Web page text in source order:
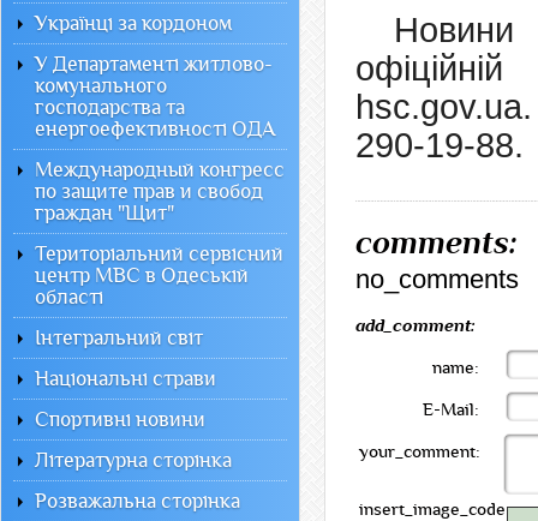
Новини
290-19-88.
comments:
no_comments
add_comment:
name:
E-Mail:
your_comment:
insert_image_code:
Українці за кордоном
У Департаменті житлово-
комунального
господарства та
енергоефективності ОДА
Международный конгресс
по защите прав и свобод
граждан "Щит"
Територіальний сервісний
центр МВС в Одеській
області
Інтегральний світ
Національні страви
Спортивні новини
Літературна сторінка
Розважальна сторінка